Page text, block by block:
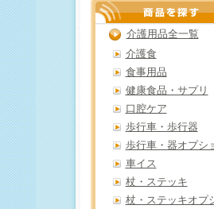
介護用品全一覧
介護食
食事用品
健康食品・サプリ
口腔ケア
歩行車・歩行器
歩行車・器オプシ
車イス
杖・ステッキ
杖・ステッキオプ